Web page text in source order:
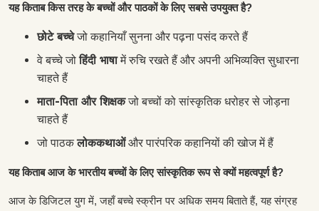
यह किताब किस तरह के बच्चों और पाठकों के लिए सबसे उपयुक्त है?
छोटे बच्चेजो कहानियाँ सुनना और पढ़ना पसंद करते हैं
वे बच्चे जोहिंदी भाषामें रुचि रखते हैं और अपनी अभिव्यक्ति सुधारना
चाहते हैं
माता-पिता और शिक्षकजो बच्चों को सांस्कृतिक धरोहर से जोड़ना
चाहते हैं
जो पाठकलोककथाओंऔर पारंपरिक कहानियों की खोज में हैं
यह किताब आज के भारतीय बच्चों के लिए सांस्कृतिक रूप से क्यों महत्वपूर्ण है?
आज के डिजिटल युग में, जहाँ बच्चे स्क्रीन पर अधिक समय बिताते हैं, यह संग्रह